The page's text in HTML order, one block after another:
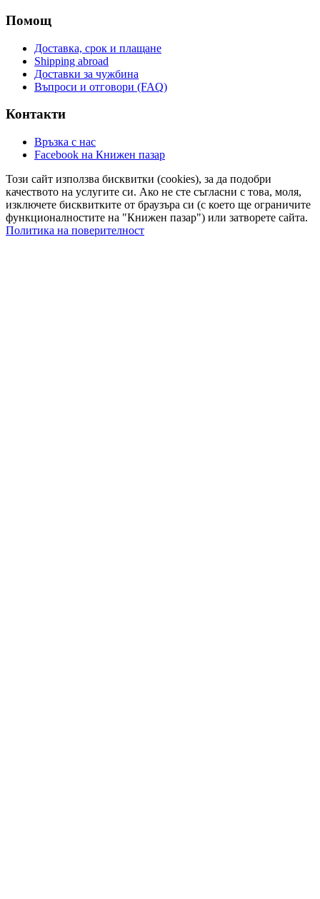
Помощ
Доставка, срок и плащане
Shipping abroad
Доставки за чужбина
Въпроси и отговори (FAQ)
Контакти
Връзка с нас
Facebook на Книжен пазар
Този сайт използва бисквитки (cookies), за да подобри
качеството на услугите си. Ако не сте съгласни с това, моля,
изключете бисквитките от браузъра си (с което ще ограничите
функционалностите на "Книжен пазар") или затворете сайта.
Политика на поверителност